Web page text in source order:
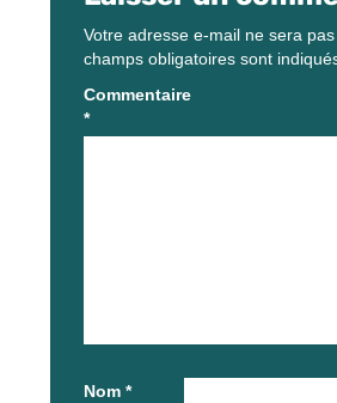
Votre adresse e-mail ne sera pas
champs obligatoires sont
Commentaire
*
Nom *